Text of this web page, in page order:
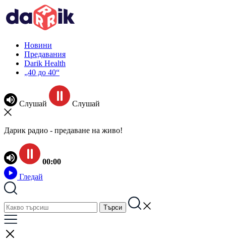
Новини
Предавания
Darik Health
„40 до 40“
Слушай Слушай
Дарик радио - предаване на живо!
00:00
Гледай